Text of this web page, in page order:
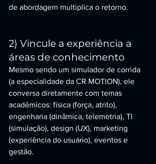
de abordagem multiplica o retorno.
2) Vincule a experiência a
áreas de conhecimento
Mesmo sendo um simulador de corrida
(a especialidade da CR MOTION), ele
conversa diretamente com temas
acadêmicos: física (força, atrito),
engenharia (dinâmica, telemetria), TI
(simulação), design (UX), marketing
(experiência do usuário), eventos e
gestão.